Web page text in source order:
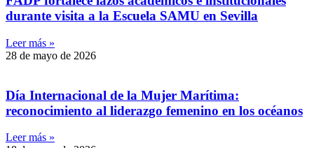
durante visita a la Escuela SAMU en Sevilla
Leer más »
28 de mayo de 2026
Día Internacional de la Mujer Marítima:
reconocimiento al liderazgo femenino en los océanos
Leer más »